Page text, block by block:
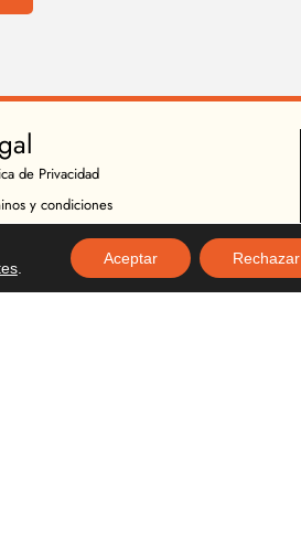
de Privacidad
y condiciones
de Cookies
de Devoluciones
de Responsabilidad
.
Aceptar Rechazar